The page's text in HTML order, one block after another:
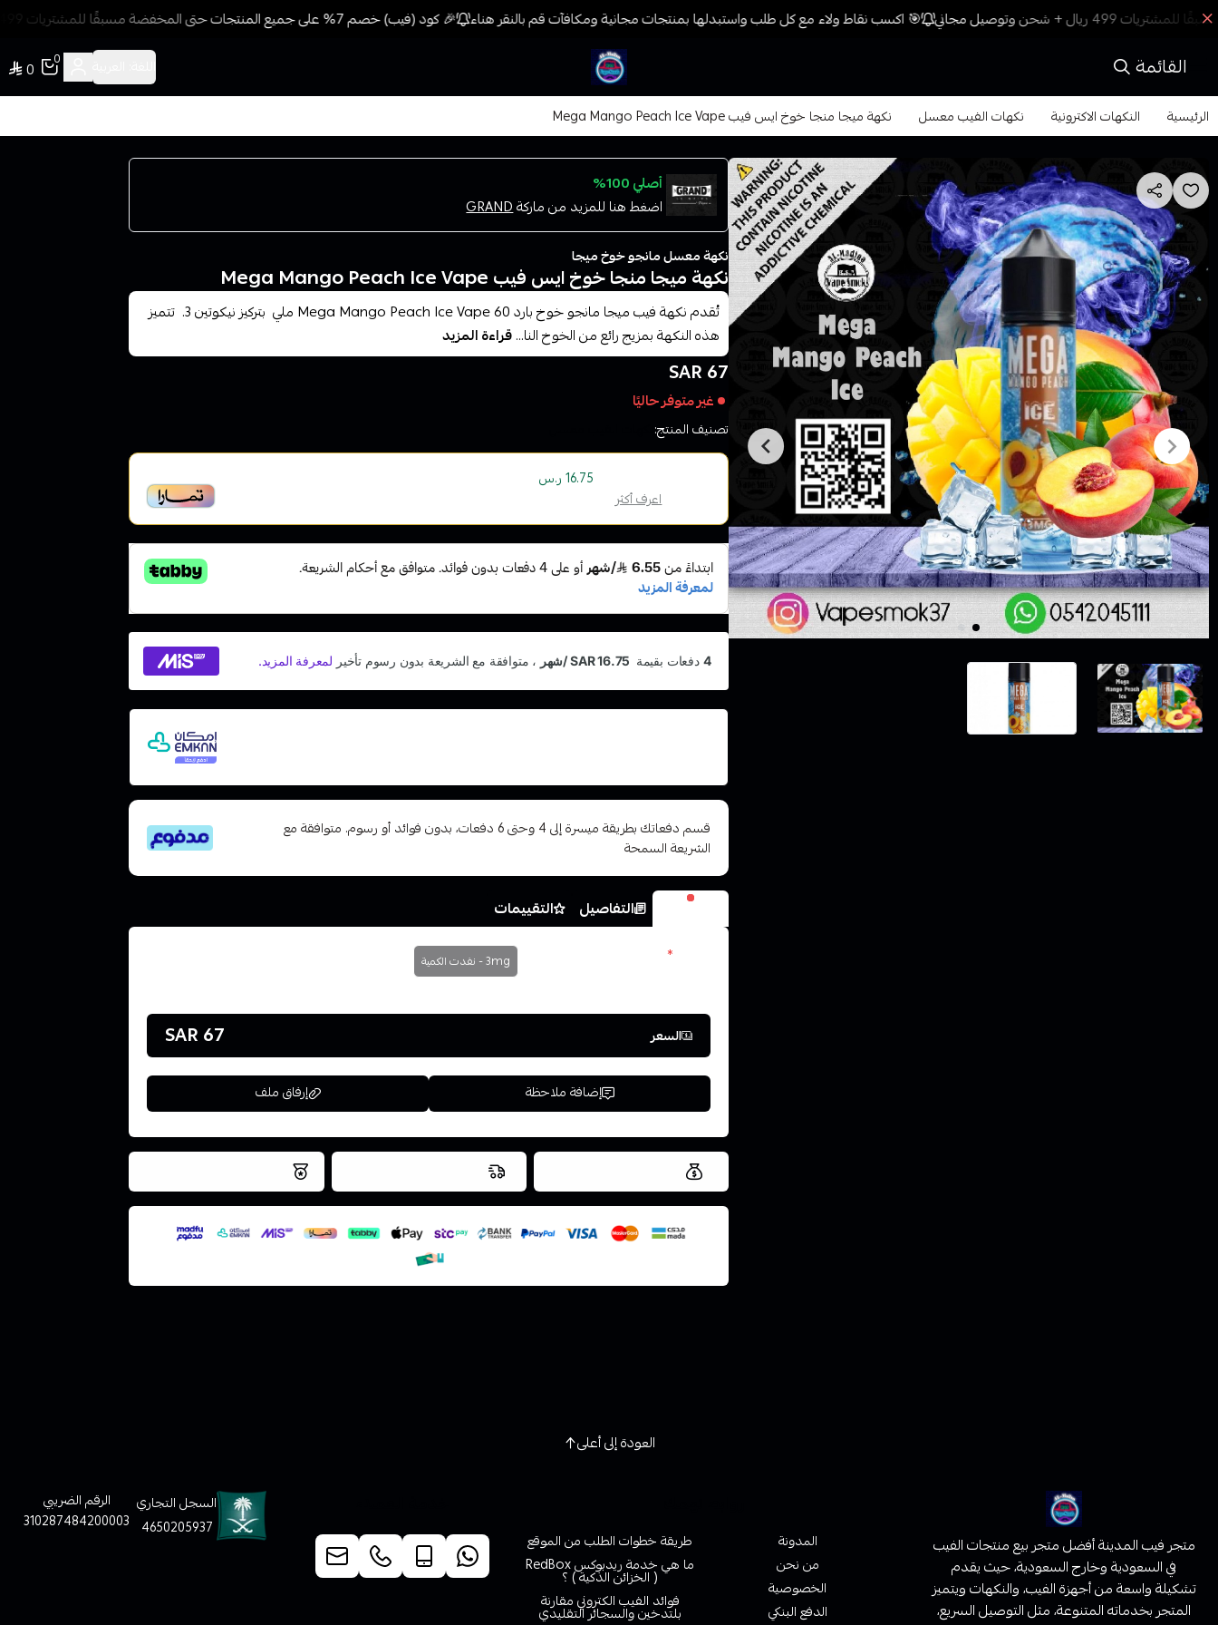
🎯 اكسب نقاط ولاء مع كل طلب واستبدلها بمنتجات مجانية ومكافآت قم بالنقر هناء 🎉 كود (فيب) خصم 7% على جميع المنتجات حتى المخفضة مسبقًا للمشتريات 499 ريال + شحن وتوصيل مجاني
القائمة فيب المدينة
0
0
الرئيسية النكهات الاكترونية نكهات الفيب معسل نكهة ميجا منجا خوخ ايس فيب Mega Mango Peach Ice Vape
أصلي 100%
اضغط هنا للمزيد من ماركةGRAND
نكهة معسل مانجو خوخ ميجا
نكهة ميجا منجا خوخ ايس فيب Mega Mango Peach Ice Vape
تُقدم نكهة فيب ميجا مانجو خوخ بارد Mega Mango Peach Ice Vape 60 ملي بتركيز نيكوتين 3. تتميز
هذه النكهة بمزيج رائع من الخوخ النا...قراءة المزيد
67 SAR
غير متوفر حاليًا
تصنيف المنتج:
16.75 ر.س على
الإسلاميةاعرف أكثر
قسم دفعاتك بطريقة ميسرة إلى 4 وحتى 6 دفعات، بدون فوائد أو رسوم. متوافقة مع
الشريعة السمحة
الخيارات التفاصيل التقييمات
* 3mg - نفدت الكمية
السعر 67 SAR
إضافة ملاحظة إرفاق ملف
اسحب و افلت الملف هنا
استعراض
العروض والشحن مجاني نتميز بلجودة والتخزين الامن
العودة إلى أعلى
متجر فيب المدينة أفضل متجر بيع منتجات الفيب
في السعودية وخارج السعودية، حيث يقدم
تشكيلة واسعة من أجهزة الفيب، والنكهات ويتميز
المتجر بخدماته المتنوعة، مثل التوصيل السريع،
المدونة
من نحن
الخصوصية
الدفع البنكي
طريقة خطوات الطلب من الموقع
ما هي خدمة ريدبوكس RedBox
( الخزائن الذكية ) ؟
فوائد الفيب الكتروني مقارنة
بلتدخين والسجائر التقليدي
السجل التجاري
4650205937
الرقم الضريبي
310287484200003